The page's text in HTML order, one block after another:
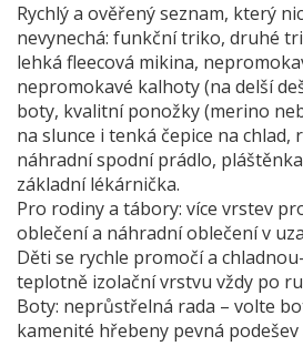
Rychlý a ověřený seznam, který
nevynechá: funkční triko, druhé
lehká fleecová mikina,
nepromokavé kalhoty (na delší
boty, kvalitní ponožky (merino
na slunce i tenká čepice na chlad,
náhradní spodní prádlo,
základní lékárnička.
Pro rodiny a tábory: více vrstev
oblečení a náhradní oblečení v
Děti se rychle promočí a
teplotně izolační vrstvu vždy po
Boty: neprůstřelná rada – volte
kamenité hřebeny pevná